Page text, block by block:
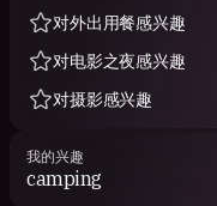
对外出用餐感兴趣
对电影之夜感兴趣
对摄影感兴趣
我的兴趣
camping